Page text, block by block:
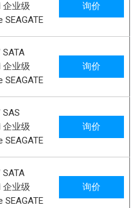
企业级
SEAGATE
询价
SATA
企业级
SEAGATE
询价
SAS
企业级
SEAGATE
询价
SATA
企业级
SEAGATE
询价